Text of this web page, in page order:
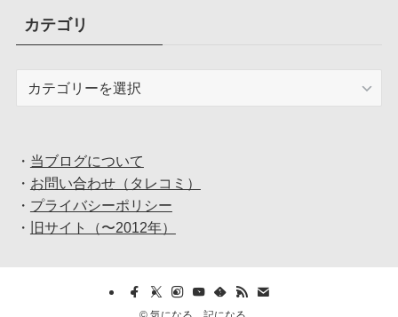
ブカテゴリ
・ 当ブログについて
・ お問い合わせ（タレコミ）
・ プライバシーポリシー
・
旧サイト（〜2012年）